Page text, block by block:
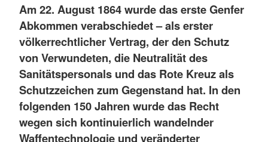
Am 22. August 1864 wurde das erste Genfer
Abkommen verabschiedet – als erster
völkerrechtlicher Vertrag, der den Schutz
von Verwundeten, die Neutralität des
Sanitätspersonals und das Rote Kreuz als
Schutzzeichen zum Gegenstand hat. In den
folgenden 150 Jahren wurde das Recht
wegen sich kontinuierlich wandelnder
Waffentechnologie und veränderter